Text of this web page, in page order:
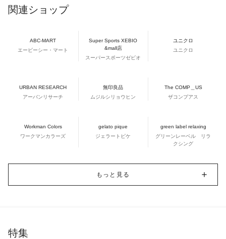
関連ショップ
ABC-MART
エービーシー・マート
Super Sports XEBIO
&mall店
スーパースポーツゼビオ
ユニクロ
ユニクロ
URBAN RESEARCH
アーバンリサーチ
無印良品
ムジルシリョウヒン
The COMP＿US
ザコンプアス
Workman Colors
ワークマンカラーズ
gelato pique
ジェラートピケ
green label relaxing
グリーンレーベル リラ
クシング
もっと見る
特集